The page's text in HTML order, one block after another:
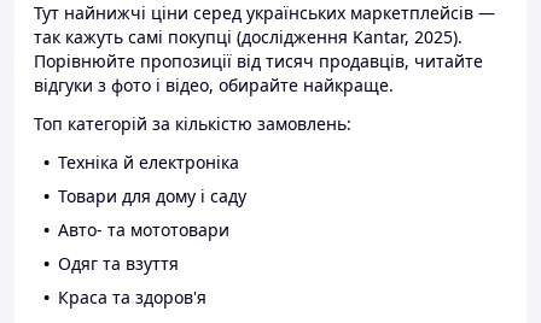
Тут найнижчі ціни серед українських маркетплейсів —
так кажуть самі покупці (дослідження Kantar, 2025).
Порівнюйте пропозиції від тисяч продавців, читайте
відгуки з фото і відео, обирайте найкраще.
Топ категорій за кількістю замовлень:
Техніка й електроніка
Товари для дому і саду
Авто- та мототовари
Одяг та взуття
Краса та здоров'я